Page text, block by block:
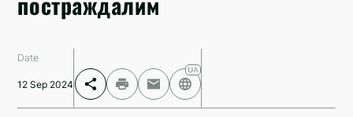
Date
12 Sep 2024